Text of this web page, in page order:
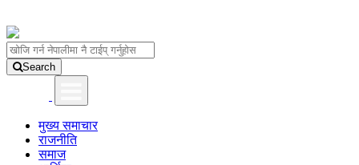
Search
मुख्य समाचार
राजनीति
समाज